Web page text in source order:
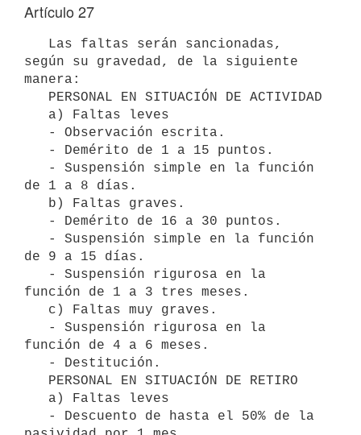
Artículo 27
según su gravedad, de la siguiente
manera:
de 1 a 8 días.
de 9 a 15 días.
función de 1 a 3 tres meses.
función de 4 a 6 meses.